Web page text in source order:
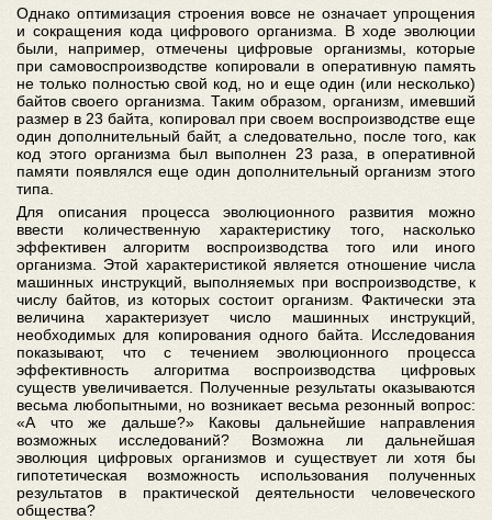
Однако оптимизация строения вовсе не означает упрощения
и сокращения кода цифрового организма. В ходе эволюции
были, например, отмечены цифровые организмы, которые
при самовоспроизводстве копировали в оперативную память
не только полностью свой код, но и еще один (или несколько)
байтов своего организма. Таким образом, организм, имевший
размер в 23 байта, копировал при своем воспроизводстве еще
один дополнительный байт, а следовательно, после того, как
код этого организма был выполнен 23 раза, в оперативной
памяти появлялся еще один дополнительный организм этого
типа.
Для описания процесса эволюционного развития можно
ввести количественную характеристику того, насколько
эффективен алгоритм воспроизводства того или иного
организма. Этой характеристикой является отношение числа
машинных инструкций, выполняемых при воспроизводстве, к
числу байтов, из которых состоит организм. Фактически эта
величина характеризует число машинных инструкций,
необходимых для копирования одного байта. Исследования
показывают, что с течением эволюционного процесса
эффективность алгоритма воспроизводства цифровых
существ увеличивается. Полученные результаты оказываются
весьма любопытными, но возникает весьма резонный вопрос:
«А что же дальше?» Каковы дальнейшие направления
возможных исследований? Возможна ли дальнейшая
эволюция цифровых организмов и существует ли хотя бы
гипотетическая возможность использования полученных
результатов в практической деятельности человеческого
общества?